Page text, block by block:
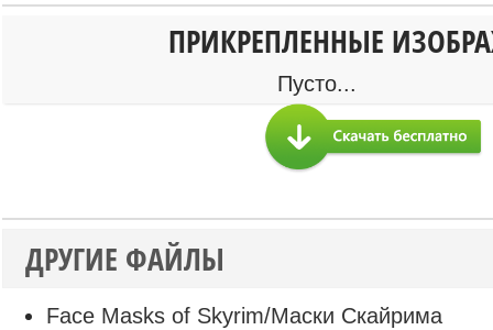
ПРИКРЕПЛЕННЫЕ
Пусто...
ДРУГИЕ ФАЙЛЫ
Face Masks of Skyrim/Маски Скайрима